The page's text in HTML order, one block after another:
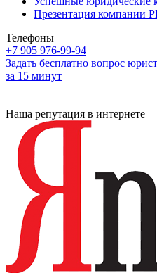
Презентация компании
Телефоны
+7 905 976-99-94
Задать бесплатно вопрос
за 15 минут
Наша репутация в интернете